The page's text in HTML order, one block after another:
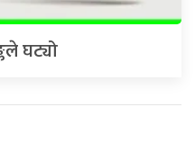
घट्यो